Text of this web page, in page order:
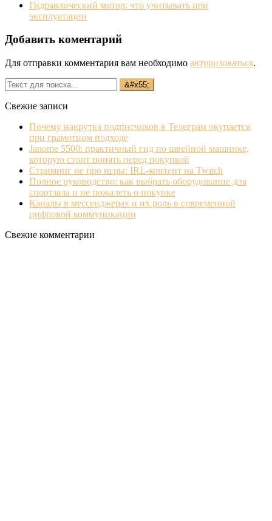
Гидравлический мотор: что учитывать при
эксплуатации
Добавить коментарий
Для отправки комментария вам необходимо авторизоваться.
Свежие записи
Почему накрутка подписчиков в Телеграм окупается
при грамотном подходе
Janome 5500: практичный гид по швейной машинке,
которую стоит понять перед покупкой
Стриминг не про игры: IRL‐контент на Twitch
Полное руководство: как выбрать оборудование для
спортзала и не пожалеть о покупке
Каналы в мессенджерах и их роль в современной
цифровой коммуникации
Свежие комментарии